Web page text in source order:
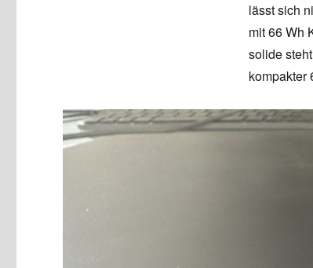
lässt sich
mit 66 Wh
solide
kompakter